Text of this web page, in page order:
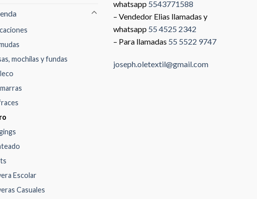
mochilas y fundas
Escolar
Casuales
whatsapp 5543771588
– Vendedor Elias llamadas y
whatsapp 55 4525 2342
– Para llamadas 55 5522 9747
joseph.oletextil@gmail.com